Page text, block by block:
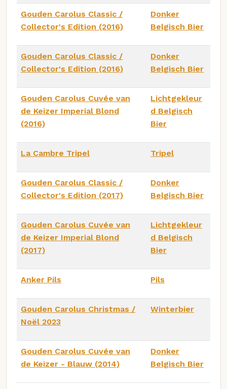
Gouden Carolus Classic /
Collector's Edition (2016)
Donker
Belgisch Bier
Gouden Carolus Classic /
Collector's Edition (2016)
Donker
Belgisch Bier
Gouden Carolus Cuvée van
de Keizer Imperial Blond
(2016)
Lichtgekleur
d Belgisch
Bier
La Cambre Tripel Tripel
Gouden Carolus Classic /
Collector's Edition (2017)
Donker
Belgisch Bier
Gouden Carolus Cuvée van
de Keizer Imperial Blond
(2017)
Lichtgekleur
d Belgisch
Bier
Anker Pils Pils
Gouden Carolus Christmas /
Noël 2023
Winterbier
Gouden Carolus Cuvée van
de Keizer - Blauw (2014)
Donker
Belgisch Bier